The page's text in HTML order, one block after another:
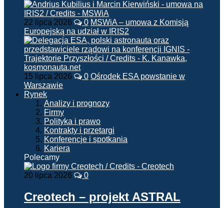
22 lipca 2026 0 MSWiA – umowa z Komisją
Europejską na udział w IRIS2
15 lipca 2026 0 Ośrodek ESA powstanie w
Warszawie
Rynek
Analizy i prognozy
Firmy
Polityka i prawo
Kontrakty i przetargi
Konferencje i spotkania
Kariera
Polecamy
20 lipca 2026 0
Creotech – projekt ASTRAL